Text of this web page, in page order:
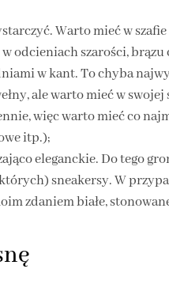
Warto mieć w
odcieniach szarości, brązu
w kant. To chyba
ale warto mieć w
więc warto mieć co
itp.);
eleganckie. Do tego
sneakersy. W
zdaniem białe,